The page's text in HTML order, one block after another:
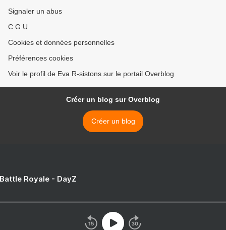
Signaler un abus
C.G.U.
Cookies et données personnelles
Préférences cookies
Voir le profil de Eva R-sistons sur le portail Overblog
Créer un blog sur Overblog
Créer un blog
Royale - DayZ